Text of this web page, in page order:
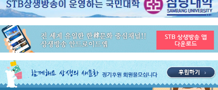
공지사항 ON AIR 서비스 장애 복구 안내
공지사항
STB 4월2주(4.6~4.12) 주간 추천 프로그램
공지사항
STB 4월1주(3.30~4.5) 주간 추천 프로그램
공지사항
STB 3월4주(3.23~3.29) 주간 추천 프로그램